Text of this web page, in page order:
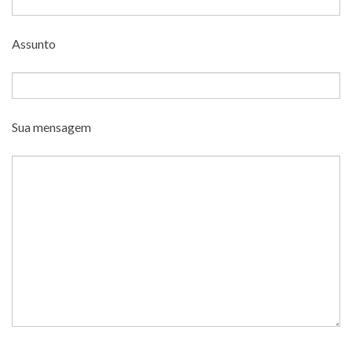
Assunto
Sua mensagem